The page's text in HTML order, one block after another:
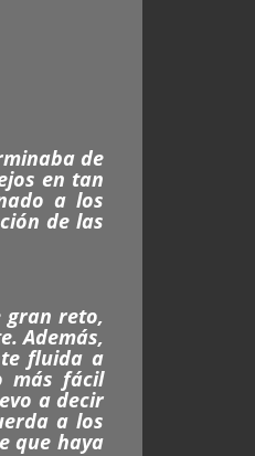
de
en tan
a los
de las
gran reto,
Además,
fluida a
más fácil
a decir
a los
que haya